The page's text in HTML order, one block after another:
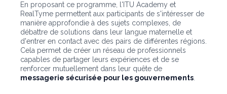
En proposant ce programme, l'ITU Academy et
RealTyme permettent aux participants de s'intéresser de
manière approfondie à des sujets complexes, de
débattre de solutions dans leur langue maternelle et
d'entrer en contact avec des pairs de différentes régions.
Cela permet de créer un réseau de professionnels
capables de partager leurs expériences et de se
renforcer mutuellement dans leur quête de
messagerie sécurisée pour les gouvernements